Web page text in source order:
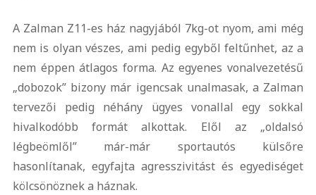
A Zalman Z11-es ház nagyjából 7kg-ot nyom, ami még
nem is olyan vészes, ami pedig egyből feltűnhet, az a
nem éppen átlagos forma. Az egyenes vonalvezetésű
„dobozok” bizony már igencsak unalmasak, a Zalman
tervezői pedig néhány ügyes vonallal egy sokkal
hivalkodóbb formát alkottak. Elől az „oldalsó
légbeömlől” már-már sportautós külsőre
hasonlítanak, egyfajta agresszivitást és egyediséget
kölcsönöznek a háznak.